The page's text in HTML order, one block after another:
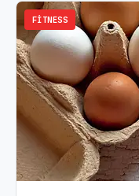
FITNESS